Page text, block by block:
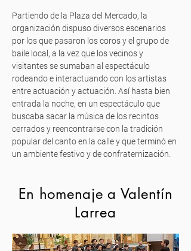
Partiendo de la Plaza del Mercado, la
organización dispuso diversos escenarios
por los que pasaron los coros y el grupo de
baile local, a la vez que los vecinos y
visitantes se sumaban al espectáculo
rodeando e interactuando con los artistas
entre actuación y actuación. Así hasta bien
entrada la noche, en un espectáculo que
buscaba sacar la música de los recintos
cerrados y reencontrarse con la tradición
popular del canto en la calle y que terminó en
un ambiente festivo y de confraternización.
En homenaje a Valentín
Larrea